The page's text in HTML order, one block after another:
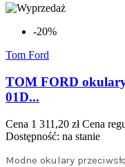
-20%
Tom Ford
TOM FORD okulary
01D...
Cena 1 311,20 zł Cena
Dostępność: na stanie
Modne okulary